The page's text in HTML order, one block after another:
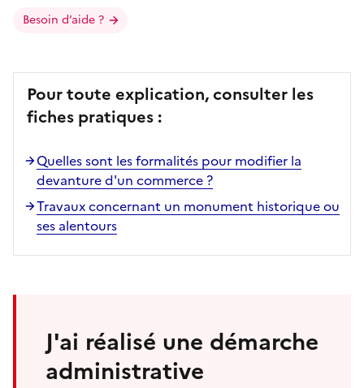
Besoin d’aide ?
Pour toute explication, consulter les
fiches pratiques :
Quelles sont les formalités pour modifier la
devanture d'un commerce ?
Travaux concernant un monument historique ou
ses alentours
J'ai réalisé une démarche
administrative